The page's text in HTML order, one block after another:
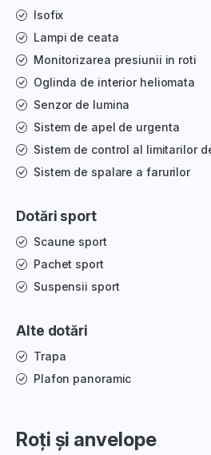
Isofix
Lampi de ceata
Monitorizarea presiunii in roti
Oglinda de interior heliomata
Senzor de lumina
Sistem de apel de urgenta
Sistem de control al limitarilor
Sistem de spalare a farurilor
Dotări sport
Scaune sport
Pachet sport
Suspensii sport
Alte dotări
Trapa
Plafon panoramic
Roți și anvelope